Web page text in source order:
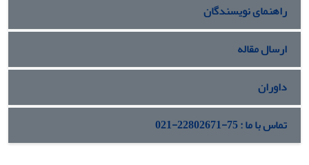
راهنمای نویسندگان
ارسال مقاله
داوران
تماس با ما : 75-22802671-021